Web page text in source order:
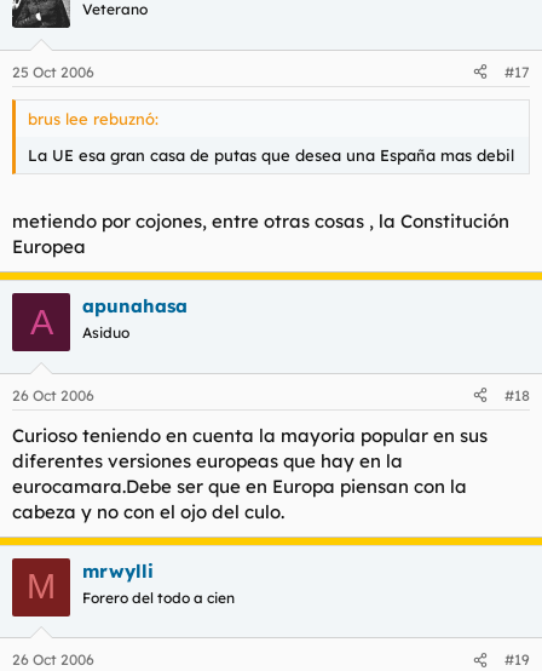
Veterano
25 Oct 2006 #17
brus lee rebuznó:
La UE esa gran casa de putas que desea una España mas debil
metiendo por cojones, entre otras cosas , la Constitución
Europea
A apunahasa
Asiduo
26 Oct 2006 #18
Curioso teniendo en cuenta la mayoria popular en sus
diferentes versiones europeas que hay en la
eurocamara.Debe ser que en Europa piensan con la
cabeza y no con el ojo del culo.
M mrwylli
Forero del todo a cien
26 Oct 2006 #19